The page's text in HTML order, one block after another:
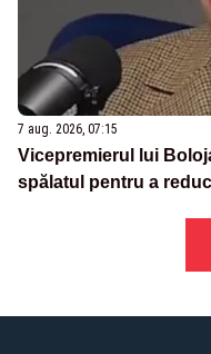
7 aug. 2026, 07:15
Vicepremierul lui
spălatul pentru a